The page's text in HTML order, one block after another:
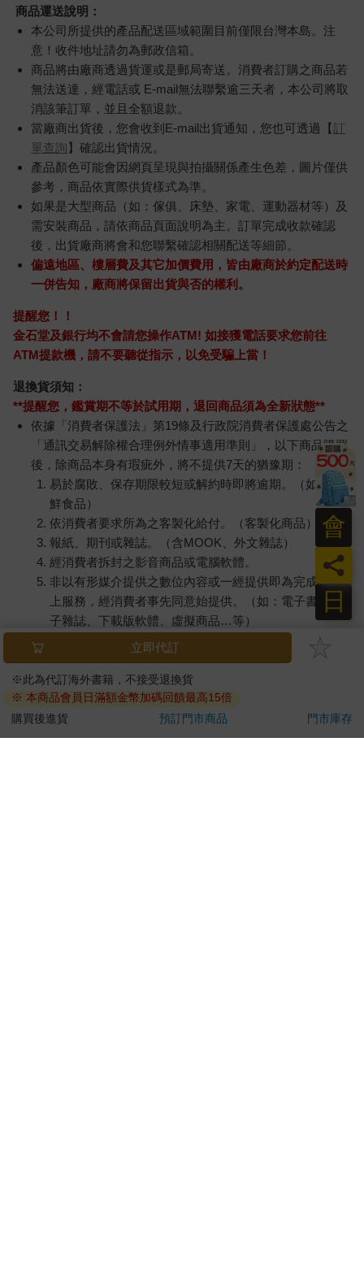
商品運送說明：
本公司所提供的產品配送區域範圍目前僅限台灣本島。注
意！收件地址請勿為郵政信箱。
商品將由廠商透過貨運或是郵局寄送。消費者訂購之商品若
無法送達，經電話或 E-mail無法聯繫逾三天者，本公司將取
消該筆訂單，並且全額退款。
當廠商出貨後，您會收到E-mail出貨通知，您也可透過【訂
單查詢】確認出貨情況。
產品顏色可能會因網頁呈現與拍攝關係產生色差，圖片僅供
參考，商品依實際供貨樣式為準。
如果是大型商品（如：傢俱、床墊、家電、運動器材等）及
需安裝商品，請依商品頁面說明為主。訂單完成收款確認
後，出貨廠商將會和您聯繫確認相關配送等細節。
偏遠地區、樓層費及其它加價費用，皆由廠商於約定配送時
一併告知，廠商將保留出貨與否的權利。
提醒您！！
金石堂及銀行均不會請您操作ATM! 如接獲電話要求您前往
ATM提款機，請不要聽從指示，以免受騙上當！
退換貨須知：
**提醒您，鑑賞期不等於試用期，退回商品須為全新狀態**
依據「消費者保護法」第19條及行政院消費者保護處公告之
「通訊交易解除權合理例外情事適用準則」，以下商品購買
後，除商品本身有瑕疵外，將不提供7天的猶豫期：
易於腐敗、保存期限較短或解約時即將逾期。（如：生
鮮食品）
依消費者要求所為之客製化給付。（客製化商品）
報紙、期刊或雜誌。（含MOOK、外文雜誌）
經消費者拆封之影音商品或電腦軟體。
非以有形媒介提供之數位內容或一經提供即為完成之線
上服務，經消費者事先同意始提供。（如：電子書、電
子雜誌、下載版軟體、虛擬商品…等）
已拆封之個人衛生用品。（如：內衣褲、刮鬍刀、除毛
若非上列種類商品，均享有到貨7天的猶豫期（含例假
日）。
辦理退換貨時，商品（組合商品恕無法接受單獨退貨）必須
是您收到商品時的原始狀態（包含商品本體、配件、贈品、
立即代訂
※此為代訂海外書籍，不接受退換貨
※ 本商品會員日滿額金幣加碼回饋最高15倍
購買後進貨
預訂門市商品 門市庫存
日
員
會